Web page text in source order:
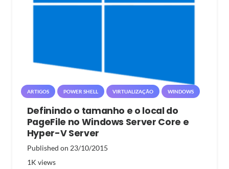
ARTIGOS POWER SHELL VIRTUALIZAÇÃO WINDOWS
Definindo o tamanho e o local do
PageFile no Windows Server Core e
Hyper-V Server
Published on 23/10/2015
1K views